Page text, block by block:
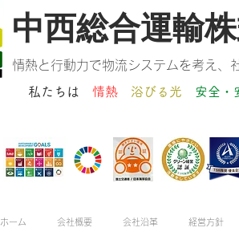
中西総合運輸
情熱と行動力で物流システムを考え、
私たちは 情熱 浴びる光 安全・
ホーム 会社概要 会社沿革 経営方針